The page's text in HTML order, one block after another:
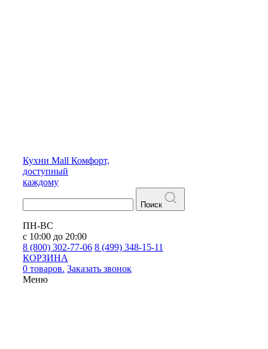
Кухни Mall Комфорт,
доступный
каждому
Поиск
ПН-ВС
с 10:00 до 20:00
8 (800) 302-77-06 8 (499) 348-15-11
КОРЗИНА
0 товаров. Заказать звонок
Меню